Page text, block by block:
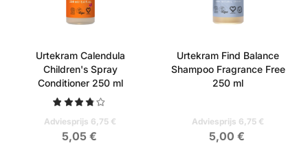
Urtekram Calendula
Children's Spray
Conditioner 250 ml
Adviesprijs 6,75 €
5,05 €
Urtekram Find Balance
Shampoo Fragrance Free
250 ml
Adviesprijs 6,75 €
5,00 €